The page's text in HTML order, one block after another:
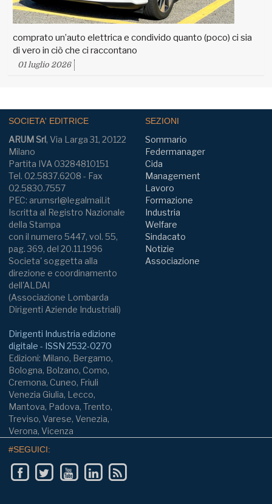
comprato un’auto elettrica e condivido quanto (poco) ci sia
di vero in ciò che ci raccontano
01 luglio 2026
SOCIETA' EDITRICE
ARUM Srl, Via Larga 31, 20122
Milano
Partita IVA 03284810151
Tel. 02.5837.6208 - Fax
02.5830.7557
PEC: arumsrl@legalmail.it
Iscritta al Registro Nazionale
della Stampa
con il numero 5447, vol. 55,
pag. 369, del 20.11.1996
Societa' soggetta alla
direzione e coordinamento
dell'ALDAI
(Associazione Lombarda
Dirigenti Aziende Industriali)
Dirigenti Industria edizione
digitale - ISSN 2532-0270
Edizioni: Milano, Bergamo,
Bologna, Bolzano, Como,
Cremona, Cuneo, Friuli
Venezia Giulia, Lecco,
Mantova, Padova, Trento,
Treviso, Varese, Venezia,
Verona, Vicenza
SEZIONI
Sommario
Federmanager
Cida
Management
Lavoro
Formazione
Industria
Welfare
Sindacato
Notizie
Associazione
#SEGUICI: